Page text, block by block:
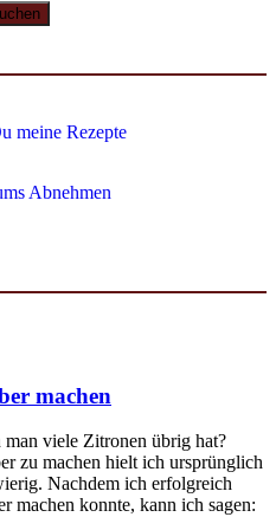
meine Rezepte
Abnehmen
machen
viele Zitronen übrig hat?
zu machen hielt ich ursprünglich
Nachdem ich erfolgreich
machen konnte, kann ich sagen: